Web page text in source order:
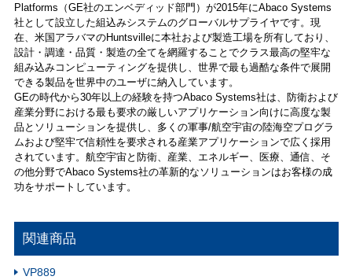
Platforms（GE社のエンベディッド部門）が2015年にAbaco Systems
社として設立した組込みシステムのグローバルサプライヤです。現
在、米国アラバマのHuntsvilleに本社および製造工場を所有しており、
設計・調達・品質・製造の全てを網羅することでクラス最高の堅牢な
組み込みコンピューティングを提供し、世界で最も過酷な条件で展開
できる製品を世界中のユーザに納入しています。
GEの時代から30年以上の経験を持つAbaco Systems社は、防衛および
産業分野における最も要求の厳しいアプリケーション向けに高度な製
品とソリューションを提供し、多くの軍事/航空宇宙の陸海空プログラ
ムおよび堅牢で信頼性を要求される産業アプリケーションで広く採用
されています。航空宇宙と防衛、産業、エネルギー、医療、通信、そ
の他分野でAbaco Systems社の革新的なソリューションはお客様の成
功をサポートしています。
関連商品
VP889